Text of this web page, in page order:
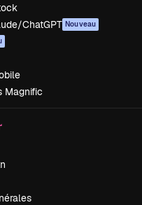
ChatGPT Nouveau
Magnific